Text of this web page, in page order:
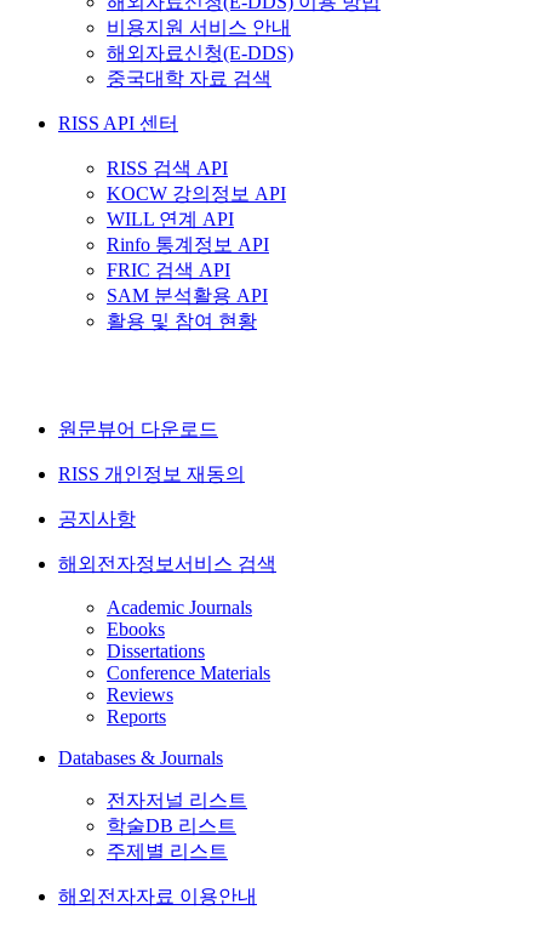
비용지원 서비스 안내
해외자료신청(E-DDS)
중국대학 자료 검색
RISS API 센터
RISS 검색 API
KOCW 강의정보 API
WILL 연계 API
Rinfo 통계정보 API
FRIC 검색 API
SAM 분석활용 API
활용 및 참여 현황
원문뷰어 다운로드
RISS 개인정보 재동의
공지사항
해외전자정보서비스 검색
Academic Journals
Ebooks
Dissertations
Conference Materials
Reviews
Reports
Databases & Journals
전자저널 리스트
학술DB 리스트
주제별 리스트
해외전자자료 이용안내